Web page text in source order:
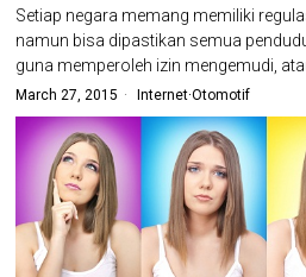
Setiap negara memang memiliki
namun bisa dipastikan semua
guna memperoleh izin mengemudi,
March 27, 2015 Internet·Otomotif